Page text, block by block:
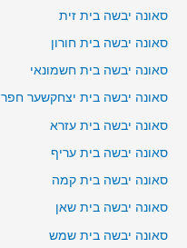
סאונה יבשה בית זית
סאונה יבשה בית חורון
סאונה יבשה בית חשמונאי
סאונה יבשה בית יצחקשער חפר
סאונה יבשה בית עזרא
סאונה יבשה בית עריף
סאונה יבשה בית קמה
סאונה יבשה בית שאן
סאונה יבשה בית שמש